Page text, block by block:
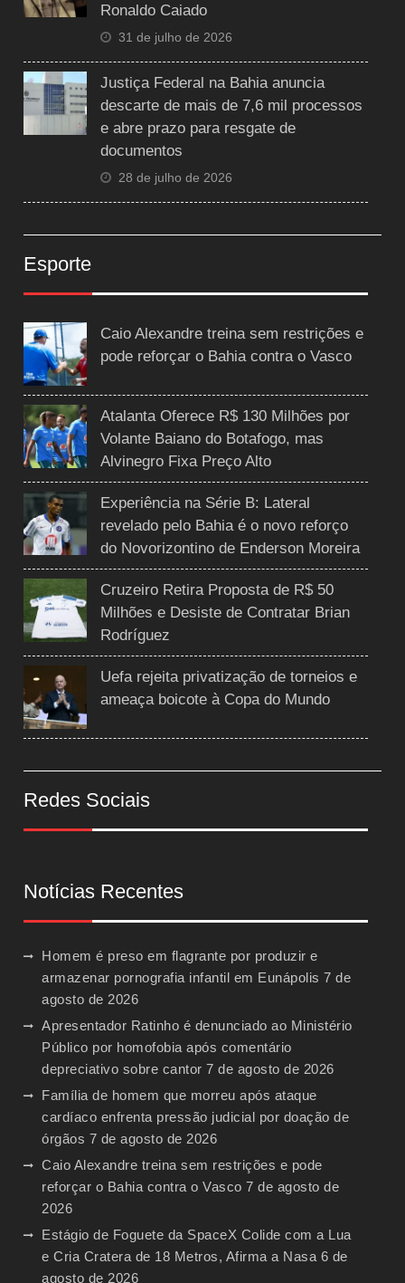
Ronaldo Caiado
31 de julho de 2026
Justiça Federal na Bahia anuncia
descarte de mais de 7,6 mil processos
e abre prazo para resgate de
documentos
28 de julho de 2026
Esporte
Caio Alexandre treina sem restrições e
pode reforçar o Bahia contra o Vasco
Atalanta Oferece R$ 130 Milhões por
Volante Baiano do Botafogo, mas
Alvinegro Fixa Preço Alto
Experiência na Série B: Lateral
revelado pelo Bahia é o novo reforço
do Novorizontino de Enderson Moreira
Cruzeiro Retira Proposta de R$ 50
Milhões e Desiste de Contratar Brian
Rodríguez
Uefa rejeita privatização de torneios e
ameaça boicote à Copa do Mundo
Redes Sociais
Notícias Recentes
Homem é preso em flagrante por produzir e
armazenar pornografia infantil em Eunápolis 7 de
agosto de 2026
Apresentador Ratinho é denunciado ao Ministério
Público por homofobia após comentário
depreciativo sobre cantor 7 de agosto de 2026
Família de homem que morreu após ataque
cardíaco enfrenta pressão judicial por doação de
órgãos 7 de agosto de 2026
Caio Alexandre treina sem restrições e pode
reforçar o Bahia contra o Vasco 7 de agosto de
2026
Estágio de Foguete da SpaceX Colide com a Lua
e Cria Cratera de 18 Metros, Afirma a Nasa 6 de
agosto de 2026